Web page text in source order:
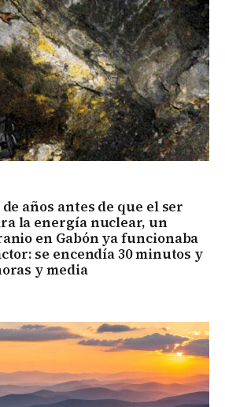
años antes de que el ser
la energía nuclear, un
en Gabón ya funcionaba
se encendía 30 minutos y
y media